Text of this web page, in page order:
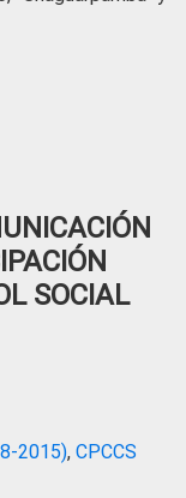
SOCIAL
2015), CPCCS